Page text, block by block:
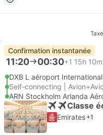
Confirmation instantanée
11:20 00:30+1 15h 10m
DXB L aéroport
Self-connecting |
ARN Stockholm Arlanda
Classe
Emirates +1